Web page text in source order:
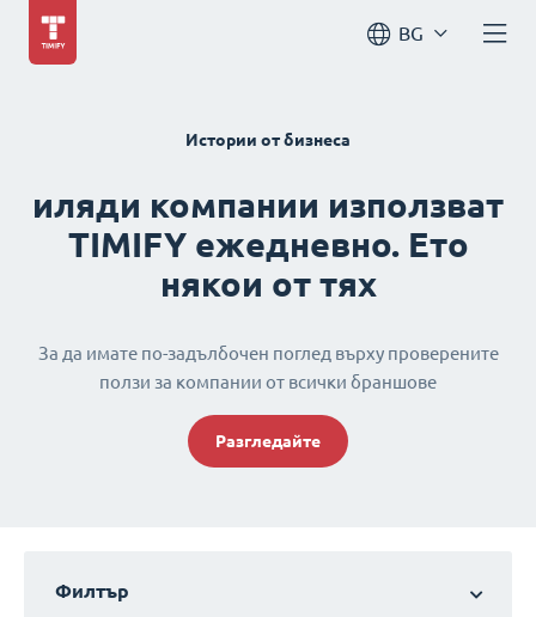
BG
Истории от бизнеса
иляди компании използват
TIMIFY ежедневно. Ето
някои от тях
За да имате по-задълбочен поглед върху проверените
ползи за компании от всички браншове
Разгледайте
Филтър